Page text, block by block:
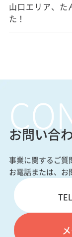
山口エリア、た
た！
お問い合
事業に関するご質
お電話または、お
TEL